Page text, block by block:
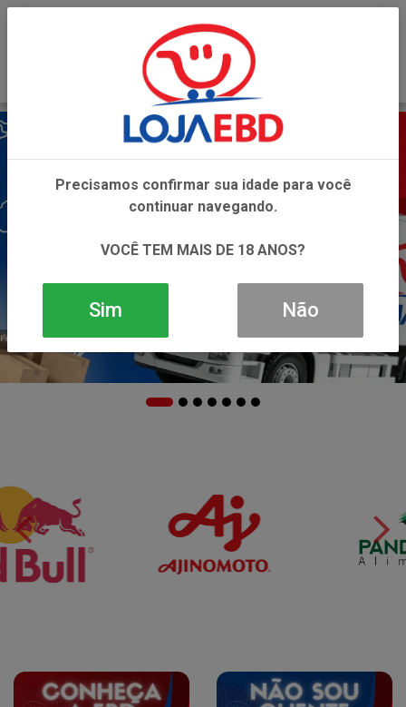
Precisamos confirmar sua idade para você
continuar navegando.
VOCÊ TEM MAIS DE 18 ANOS?
Sim Não